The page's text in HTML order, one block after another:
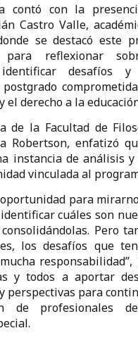
contó con la
Castro Valle,
se destacó este
para reflexionar
identificar desafíos
el derecho a la
de la Facultad de
Robertson, enfatizó
instancia de análisis
vinculada al
para
cuáles son
Pero
los desafíos que
responsabilidad”,
y todos a aportar
perspectivas para
de profesionales